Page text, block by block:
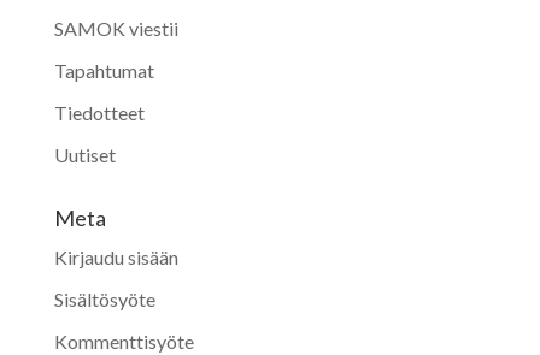
SAMOK viestii
Tapahtumat
Tiedotteet
Uutiset
Meta
Kirjaudu sisään
Sisältösyöte
Kommenttisyöte